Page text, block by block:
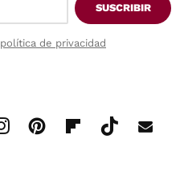
SUSCRIBIR
política de privacidad